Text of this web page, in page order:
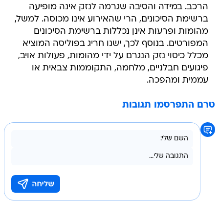
הרכב. במידה והסיבה שגרמה לנזק אינה מופיעה
ברשימת הסיכונים, הרי שהאירוע אינו מכוסה. למשל,
מהומות ופרעות אינן נכללות ברשימת הסיכונים
המפורטים. בנוסף לכך, ישנו חריג בפוליסה המוציא
מכלל כיסוי נזק הנגרם על ידי מהומות, פעולות אויב,
פיגועים חבלניים, מלחמה, התקוממות צבאית או
עממית ומהפכה.
טרם התפרסמו תגובות